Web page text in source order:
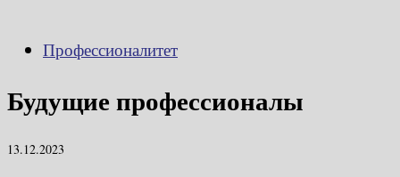
Профессионалитет
Будущие профессионалы
13.12.2023